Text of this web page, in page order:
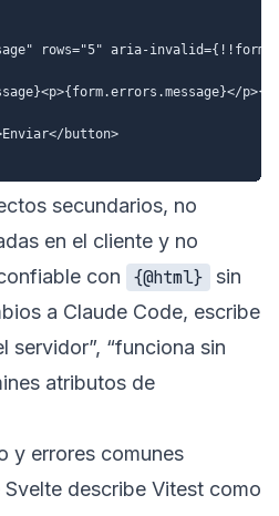
rows="5" aria-
p>{/
button>
secundarios, no
en el cliente y no
con
{@html} sin
a Claude Code, escribe
servidor”, “funciona sin
atributos de
y errores comunes
describe Vitest como